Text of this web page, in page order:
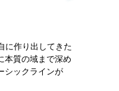
に作り出してきた
本質の域まで深め
シックラインが